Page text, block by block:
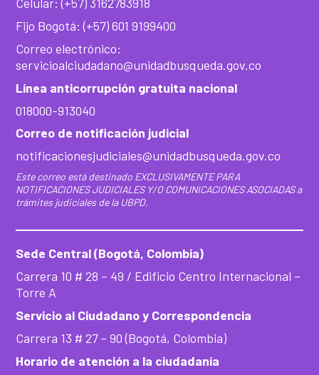
Fijo Bogotá: (+57) 601 9199400
Correo electrónico:
servicioalciudadano@unidadbusqueda.gov.co
Línea anticorrupción gratuita nacional
018000-913040
Correo de notificación judicial
notificacionesjudiciales@unidadbusqueda.gov.co
Este correo está destinado EXCLUSIVAMENTE PARA
NOTIFICACIONES JUDICIALES Y/O COMUNICACIONES ASOCIADAS a
trámites judiciales de la UBPD.
Sede Central (Bogotá, Colombia)
Carrera 10 # 28 – 49 / Edificio Centro Internacional –
Torre A
Servicio al Ciudadano y Correspondencia
Carrera 13 # 27 – 90 (Bogotá, Colombia)
Horario de atención a la ciudadanía